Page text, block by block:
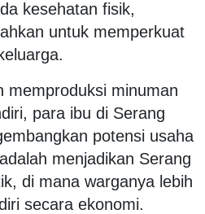
kesehatan fisik,
untuk memperkuat
memproduksi minuman
para ibu di Serang
potensi usaha
menjadikan Serang
di mana warganya lebih
secara ekonomi.